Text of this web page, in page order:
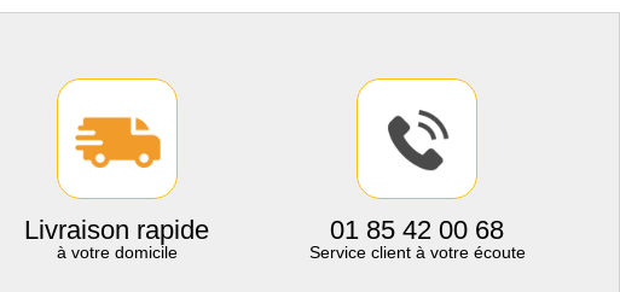
Livraison rapide
à votre domicile
01 85 42 00 68
Service client à votre écoute